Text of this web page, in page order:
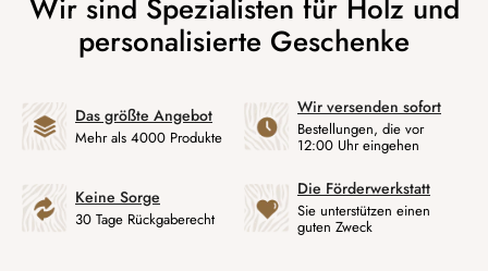
Das größte Angebot
Mehr als 4000 Produkte
Wir versenden sofort
Bestellungen, die vor
12:00 Uhr eingehen
Keine Sorge
30 Tage Rückgaberecht
Die Förderwerkstatt
Sie unterstützen einen
guten Zweck